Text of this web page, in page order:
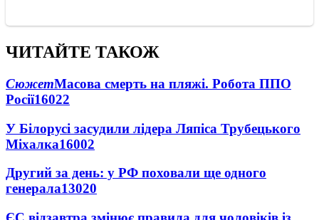
ЧИТАЙТЕ ТАКОЖ
СюжетМасова смерть на пляжі. Робота ППО
Росії16022
У Білорусі засудили лідера Ляпіса Трубецького
Міхалка16002
Другий за день: у РФ поховали ще одного
генерала13020